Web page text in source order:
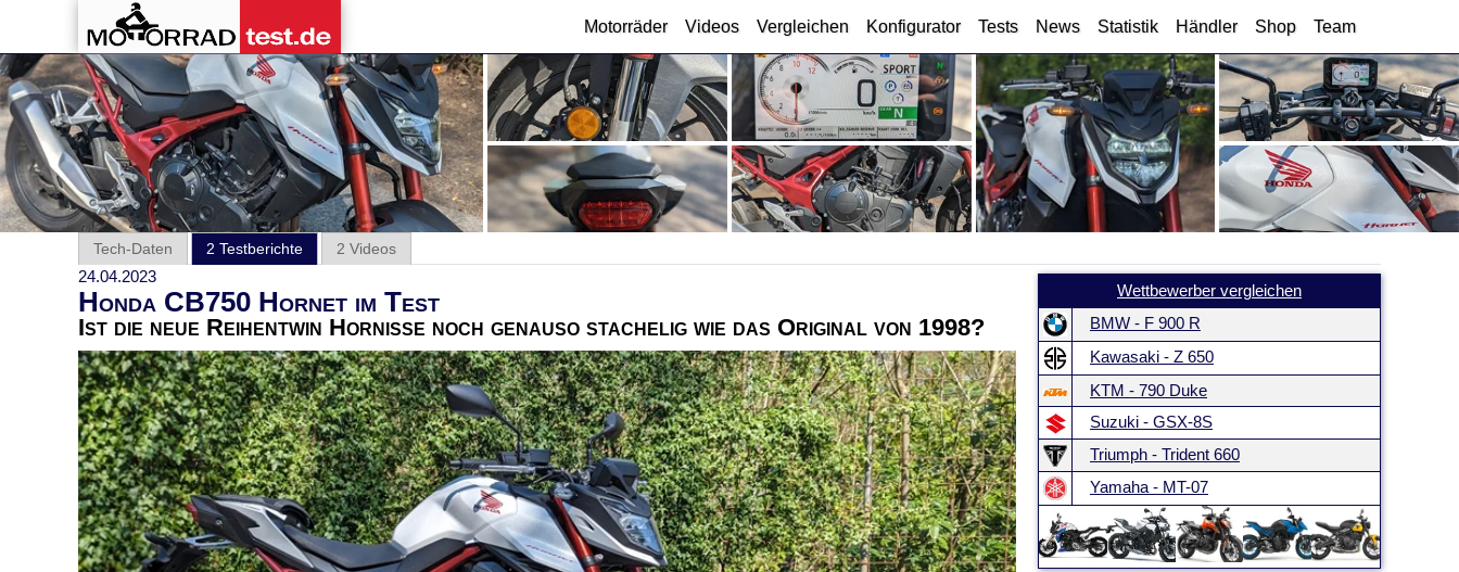
Motorräder Videos Vergleichen Konfigurator Tests News Statistik Händler Shop Team
Tech-Daten 2 Testberichte 2 Videos
24.04.2023
Honda CB750 Hornet im Test
Ist die neue Reihentwin Hornisse noch genauso stachelig wie das Original von 1998?
Wettbewerber vergleichen
BMW - F 900 R
Kawasaki - Z 650
KTM - 790 Duke
Suzuki - GSX-8S
Triumph - Trident 660
Yamaha - MT-07